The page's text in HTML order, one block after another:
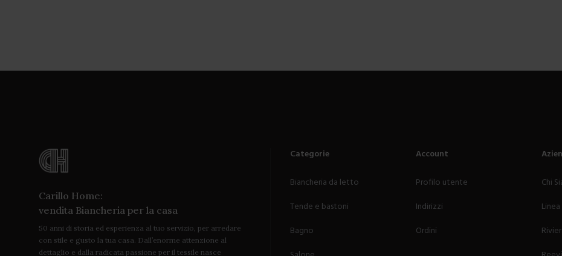
Carillo Home:
vendita Biancheria per la casa
50 anni di storia ed esperienza al tuo servizio, per arredare
con stile e gusto la tua casa. Dall’enorme attenzione al
dettaglio e dalla radicata passione per il tessile nasce
Categorie
Biancheria da letto
Tende e bastoni
Bagno
Account
Profilo utente
Indirizzi
Ordini
Chi